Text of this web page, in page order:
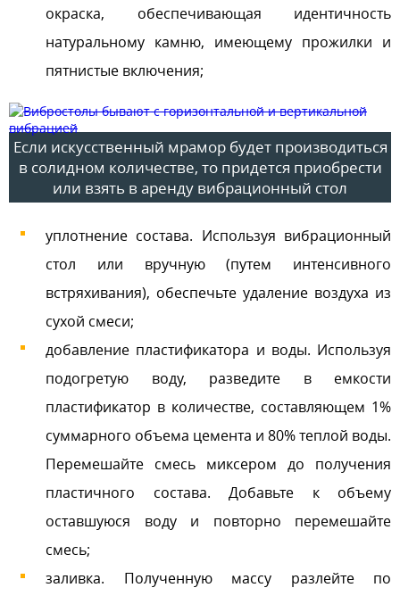
окраска, обеспечивающая идентичность
натуральному камню, имеющему прожилки и
пятнистые включения;
Если искусственный мрамор будет производиться
в солидном количестве, то придется приобрести
или взять в аренду вибрационный стол
уплотнение состава. Используя вибрационный
стол или вручную (путем интенсивного
встряхивания), обеспечьте удаление воздуха из
сухой смеси;
добавление пластификатора и воды. Используя
подогретую воду, разведите в емкости
пластификатор в количестве, составляющем 1%
суммарного объема цемента и 80% теплой воды.
Перемешайте смесь миксером до получения
пластичного состава. Добавьте к объему
оставшуюся воду и повторно перемешайте
смесь;
заливка. Полученную массу разлейте по